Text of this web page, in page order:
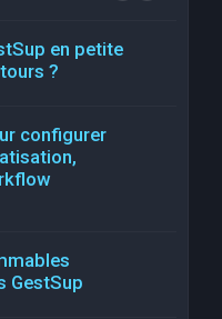
en petite
?
configurer
GestSup